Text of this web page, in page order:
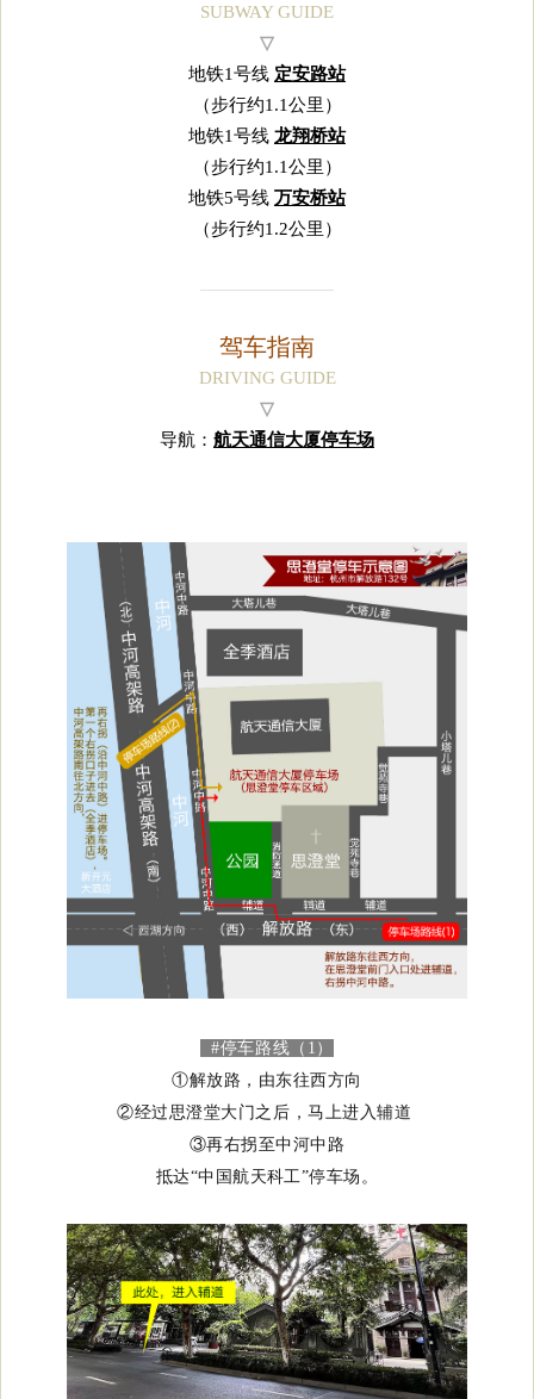
SUBWAY GUIDE
▽
地铁1号线 定安路站
（步行约1.1公里）
地铁1号线 龙翔桥站
（步行约1.1公里）
地铁5号线 万安桥站
（步行约1.2公里）
————————
驾车指南
DRIVING GUIDE
▽
导航： 航天通信大厦停车场
#停车路线（1）
①解放路，由东往西方向
②经过思澄堂大门之后，马上进入辅道
③再右拐至中河中路
抵达“中国航天科工”停车场。